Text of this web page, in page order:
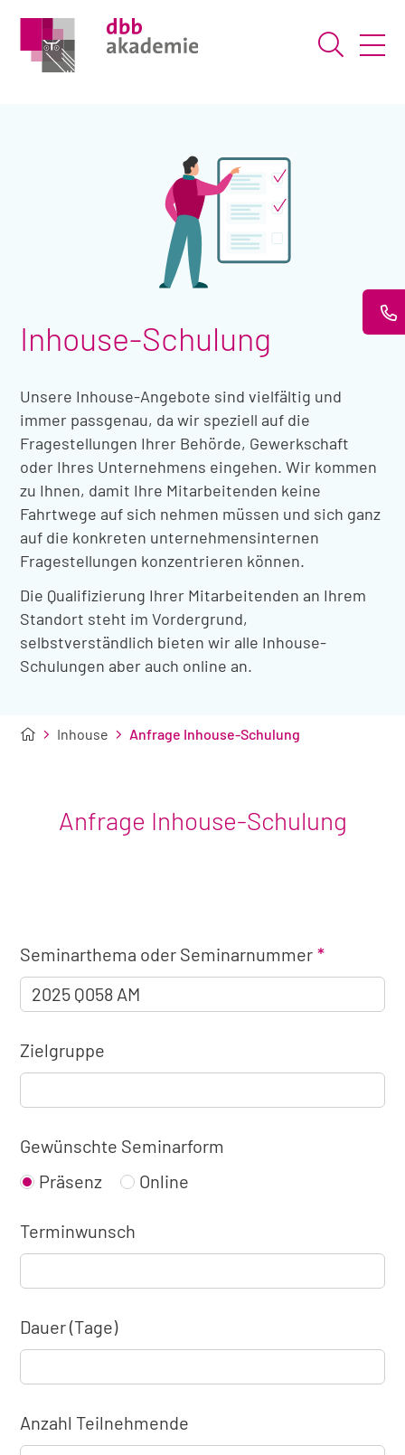
Suche
Inhouse-Schulung
Unsere Inhouse-Angebote sind vielfältig und
immer passgenau, da wir speziell auf die
Fragestellungen Ihrer Behörde, Gewerkschaft
oder Ihres Unternehmens eingehen. Wir kommen
zu Ihnen, damit Ihre Mitarbeitenden keine
Fahrtwege auf sich nehmen müssen und sich ganz
auf die konkreten unternehmensinternen
Fragestellungen konzentrieren können.
Die Qualifizierung Ihrer Mitarbeitenden an Ihrem
Standort steht im Vordergrund,
selbstverständlich bieten wir alle Inhouse-
Schulungen aber auch online an.
Inhouse Anfrage Inhouse-Schulung
Anfrage Inhouse-Schulung
Angaben
zum
Seminar
Seminarthema oder Seminarnummer
Zielgruppe
Gewünschte Seminarform
Präsenz
Online
Terminwunsch
Dauer (Tage)
Anzahl Teilnehmende